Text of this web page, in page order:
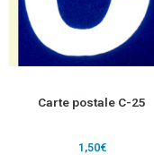
Carte postale C-25
1,50€